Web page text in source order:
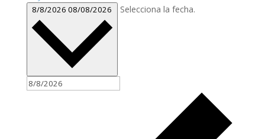
8/8/202608/08/2026 Selecciona la fecha.